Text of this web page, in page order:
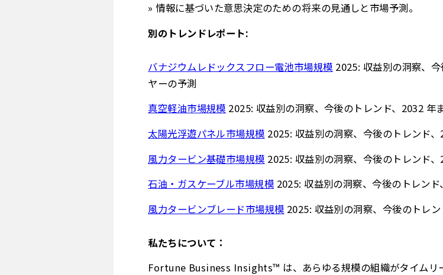
» 情報に基づいた意思決定のための将来の見通しと市場予測。
別のトレンドレポート:
バナジウムレド​​ックスフロー電池市場規模 2025: 収益別の洞察、
ヤーの予測
真空軽油市場規模 2025: 収益別の洞察、今後のトレンド、2032 年
太陽光浮遊パネル市場規模 2025: 収益別の洞察、今後のトレンド
風力タービン基礎市場規模 2025: 収益別の洞察、今後のトレンド
石油・ガスケーブル市場規模 2025: 収益別の洞察、今後のトレン
風力タービンブレード市場規模 2025: 収益別の洞察、今後のトレ
私たちについて：
Fortune Business Insights™ は、あらゆる規模の組織がタイムリ